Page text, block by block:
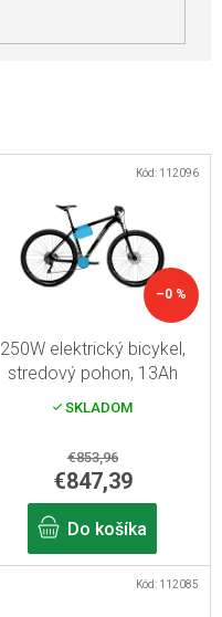
–0 %
250W elektrický bicykel,
stredový pohon, 13Ah
batéria, dojazd do 100 km
SKLADOM
€853,96
€847,39
Do košíka
Kód: 112096
Kód: 112085